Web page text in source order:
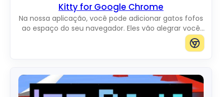
Kitty for Google Chrome
Na nossa aplicação, você pode adicionar gatos fofos
ao espaço do seu navegador. Eles vão alegrar você
enquanto se movem pela tela. Você pode adicionar